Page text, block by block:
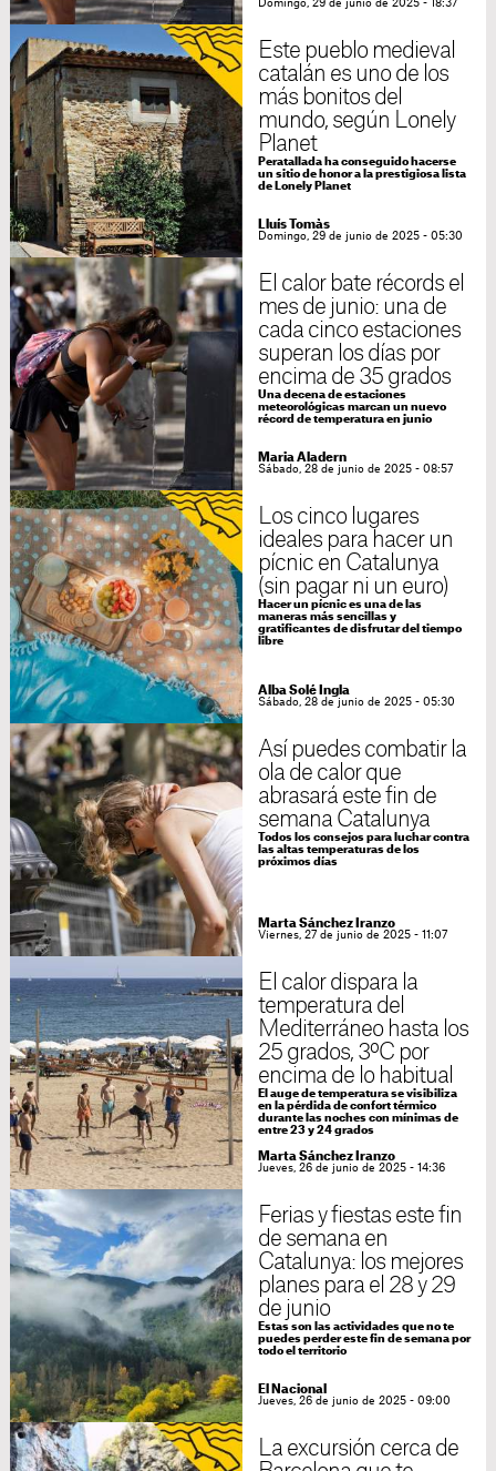
Domingo, 29 de junio de 2025 - 18:37
Este pueblo medieval
catalán es uno de los
más bonitos del
mundo, según Lonely
Planet
Peratallada ha conseguido hacerse
un sitio de honor a la prestigiosa lista
de Lonely Planet
Lluís Tomàs
Domingo, 29 de junio de 2025 - 05:30
El calor bate récords el
mes de junio: una de
cada cinco estaciones
superan los días por
encima de 35 grados
Una decena de estaciones
meteorológicas marcan un nuevo
récord de temperatura en junio
Maria Aladern
Sábado, 28 de junio de 2025 - 08:57
Los cinco lugares
ideales para hacer un
pícnic en Catalunya
(sin pagar ni un euro)
Hacer un pícnic es una de las
maneras más sencillas y
gratificantes de disfrutar del tiempo
libre
Alba Solé Ingla
Sábado, 28 de junio de 2025 - 05:30
Así puedes combatir la
ola de calor que
abrasará este fin de
semana Catalunya
Todos los consejos para luchar contra
las altas temperaturas de los
próximos días
Marta Sánchez Iranzo
Viernes, 27 de junio de 2025 - 11:07
El calor dispara la
temperatura del
Mediterráneo hasta los
25 grados, 3ºC por
encima de lo habitual
El auge de temperatura se visibiliza
en la pérdida de confort térmico
durante las noches con mínimas de
entre 23 y 24 grados
Marta Sánchez Iranzo
Jueves, 26 de junio de 2025 - 14:36
Ferias y fiestas este fin
de semana en
Catalunya: los mejores
planes para el 28 y 29
de junio
Estas son las actividades que no te
puedes perder este fin de semana por
todo el territorio
El Nacional
Jueves, 26 de junio de 2025 - 09:00
La excursión cerca de